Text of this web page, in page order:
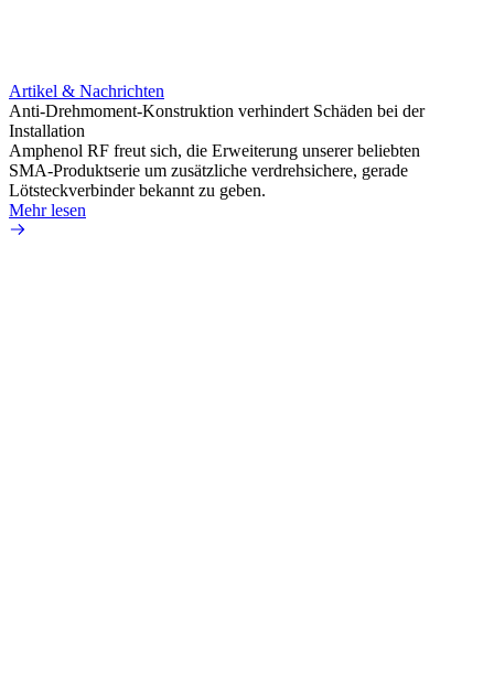
Artikel & Nachrichten
Anti-Drehmoment-Konstruktion verhindert Schäden bei der
Installation
Amphenol RF freut sich, die Erweiterung unserer beliebten
SMA-Produktserie um zusätzliche verdrehsichere, gerade
Lötsteckverbinder bekannt zu geben.
Mehr lesen